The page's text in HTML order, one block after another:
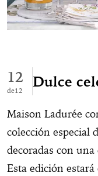
12
12
Dulce
Maison Ladurée
colección especial
decoradas con
Esta edición